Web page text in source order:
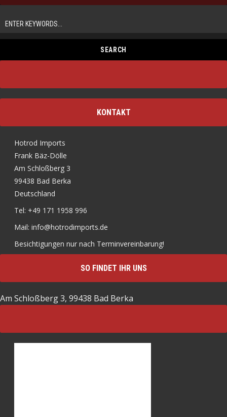
KONTAKT
Hotrod Imports
Frank Bäz-Dölle
Am Schloßberg 3
99438 Bad Berka
Deutschland
Tel: +49 171 1958 996
Mail: info@hotrodimports.de
Besichtigungen nur nach Terminvereinbarung!
SO FINDET IHR UNS
Am Schloßberg 3, 99438 Bad Berka